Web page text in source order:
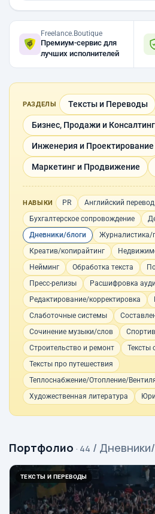
Freelance.Boutique
Премиум-сервис для
лучших исполнителей
РАЗДЕЛЫ Тексты и Переводы
Бизнес, Продажи и Консалтинг
Инженерия и Проектирование
Маркетинг и Продвижение
НАВЫКИ PR
Английский перевод
Бухгалтерское сопровождение
Дневники/блоги
Журналистика/
Креатив/копирайтинг
Нейминг
Обработка текста
Пресс-релизы
Расшифровка
Редактирование/корректировка
Слаботочные системы
Сочинение музыки/слов
Строительство и ремонт
Тексты
Тексты про путешествия
Теплоснабжение/Отопление/
Художественная литература
Портфолио · 44 /
ТЕКСТЫ И ПЕРЕВОДЫ